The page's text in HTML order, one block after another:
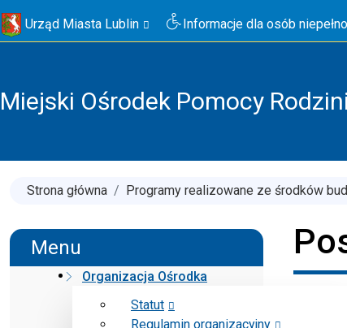
Urząd Miasta Lublin Informacje dla osób
Miejski Ośrodek Pomocy
Strona główna Programy realizowane ze środków
Menu
Organizacja Ośrodka
Statut
Regulamin organizacyjny